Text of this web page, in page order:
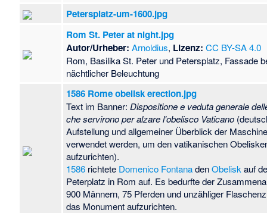
Petersplatz-um-1600.jpg
Rom St. Peter at night.jpg
Autor/Urheber: Arnoldius, Lizenz: CC BY-SA 4.0
Rom, Basilika St. Peter und Petersplatz, Fassade
nächtlicher Beleuchtung
1586 Rome obelisk erection.jpg
Text im Banner:Dispositione e veduta generale
che servirono per alzare l'obelisco Vaticano
Aufstellung und allgemeiner Überblick der
verwendet werden, um den vatikanischen
aufzurichten).
1586 richtete Domenico FontanadenObelisk auf
Peterplatz in Rom auf. Es bedurfte der
900 Männern, 75 Pferden und unzähliger
das Monument aufzurichten.